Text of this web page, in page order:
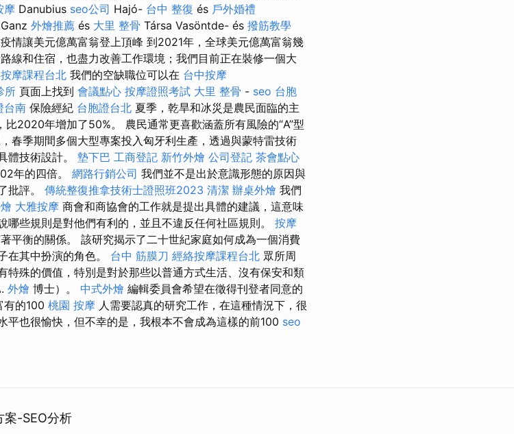
摩 Danubius seo公司 Hajó- 台中 整復 és 戶外婚禮
Ganz 外燴推薦 és 大里 整骨 Társa Vasöntde- és 撥筋教學
情讓美元億萬富翁登上頂峰 到2021年，全球美元億萬富翁幾
線和住宿，也盡力改善工作環境；我們目前正在裝修一個大
摩課程台北 我們的空缺職位可以在 台中按摩
所 頁面上找到 會議點心 按摩證照考試 大里 整骨 - seo 台胞
台南 保險經紀 台胞證台北 夏季，乾旱和冰災是農民面臨的主
比2020年增加了50%。 農民通常更喜歡涵蓋所有風險的“A”型
春季期間多個大型專案投入匈牙利生產，透過與蒙特雷技術
體技術設計。 墊下巴 工商登記 新竹外燴 公司登記 茶會點心
年的四倍。 網路行銷公司 我們並不是出於意識形態的原因與
批評。 傳統整復推拿技術士證照班2023 清潔 辦桌外燴 我們
大雅按摩 商會和商協會的工作就是提出具體的建議，這意味
些規則是對他們有利的，並且不違反任何社區規則。 按摩
平衡的關係。 該研究揭示了二十世紀家庭如何成為一個消費
在其中扮演的角色。 台中 筋膜刀 經絡按摩課程台北 眾所周
特殊的價值，特別是對於那些以普通方式生活、沒有保安和類
外燴 博士）。 中式外燴 編輯委員會希望在徵得刊登者同意的
有的100 桃園 按摩 人需要認真的研究工作，在這種情況下，很
平也很愉快，但不幸的是，我根本不會成為這樣的前100 seo
案-SEO分析